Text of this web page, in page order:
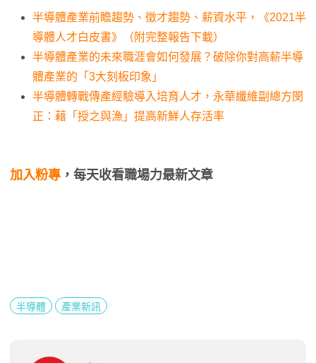
半導體產業前瞻趨勢、徵才趨勢、薪資水平，《2021半
導體人才白皮書》（附完整報告下載）
半導體產業的未來職涯會如何發展？破除你對高薪半導
體產業的「3大刻板印象」
半導體轉戰傳產經驗導入培育人才，永華纖維副總方閔
正：藉「授之與漁」提高新鮮人存活率
加入粉專 ，每天收看職場力最新文章
半導體 產業新訊